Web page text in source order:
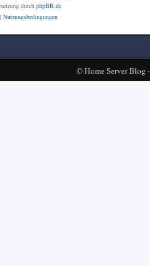
durch phpBB.de
Nutzungsbedingungen
©Home Server Blog